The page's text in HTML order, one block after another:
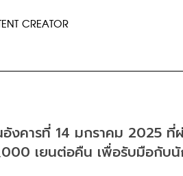
CREATOR
อังคารที่ 14 มกราคม 2025
เยนต่อคืน เพื่อรับมือกับนั